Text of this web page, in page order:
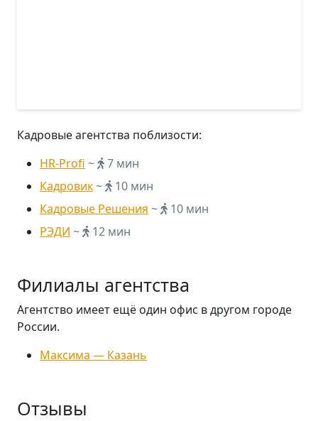
Кадровые агентства поблизости:
НR-Profi ~
7 мин
Кадровик~
10 мин
Кадровые Решения ~
10 мин
РЭДИ ~ 12 мин
Филиалы агентства
Агентство имеет ещё один офис в другом городе
России.
Максима — Казань
Отзывы